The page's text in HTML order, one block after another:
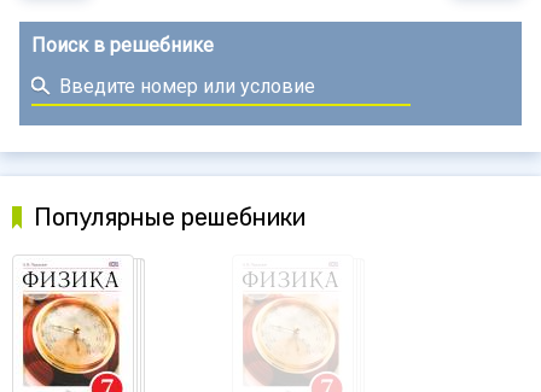
Поиск в решебнике
Популярные решебники